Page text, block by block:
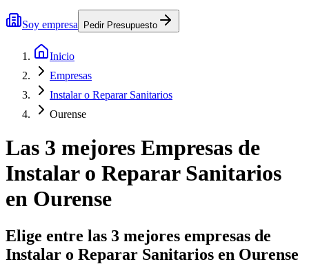
Soy empresa Pedir Presupuesto
Inicio
Empresas
Instalar o Reparar Sanitarios
Ourense
Las 3 mejores Empresas de
Instalar o Reparar Sanitarios
en Ourense
Elige entre las 3 mejores empresas de
Instalar o Reparar Sanitarios en Ourense